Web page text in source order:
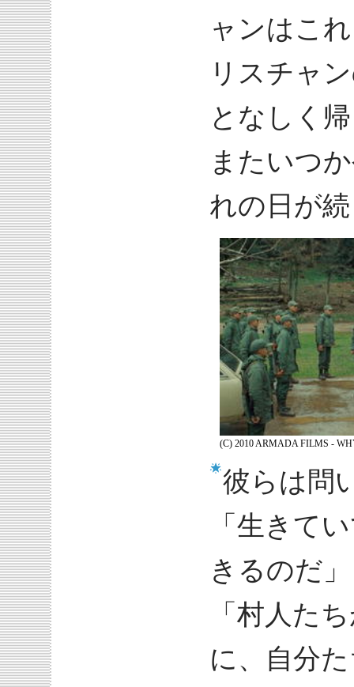
ャンはこ
リスチャ
となしく
またいつ
れの日が
(C) 2010 ARMADA FILMS -
彼らは問
「生きて
きるのだ」
「村人た
に、自分